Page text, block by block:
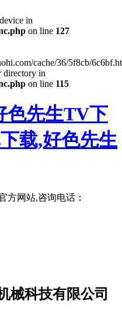
in
on line 127
cache/36/5f8cb/
directory in
on line 115
色先生TV下
载,好色先生
方网站,咨询电话：
械科技有限公司